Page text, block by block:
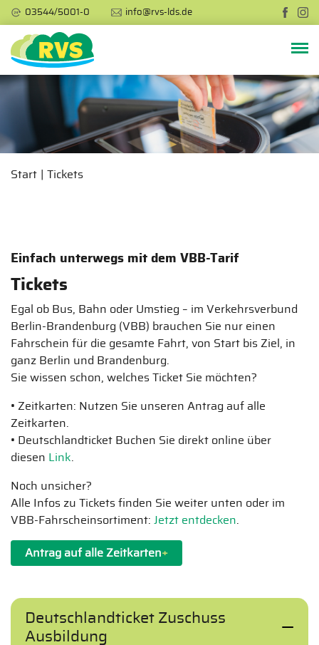
03544/5001-0 info@rvs-lds.de
Start Tickets
Einfach unterwegs mit dem VBB-Tarif
Tickets
Egal ob Bus, Bahn oder Umstieg – im Verkehrsverbund
Berlin-Brandenburg (VBB) brauchen Sie nur einen
Fahrschein für die gesamte Fahrt, von Start bis Ziel, in
ganz Berlin und Brandenburg.
Sie wissen schon, welches Ticket Sie möchten?
• Zeitkarten: Nutzen Sie unseren Antrag auf alle
Zeitkarten.
• Deutschlandticket Buchen Sie direkt online über
diesen
Link
Noch unsicher?
Alle Infos zu Tickets finden Sie weiter unten oder im
VBB-Fahrscheinsortiment: Jetzt entdecken
Antrag auf alle Zeitkarten+
Deutschlandticket Zuschuss
Ausbildung